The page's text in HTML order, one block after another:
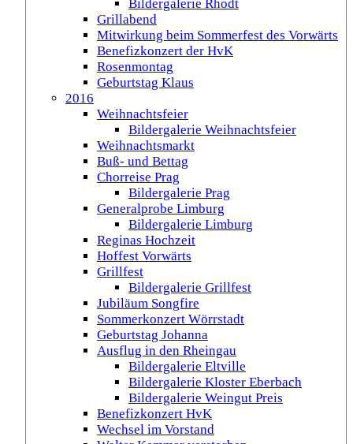
Bildergalerie Rhodt
Grillabend
Mitwirkung beim Sommerfest des Vorwärts
Benefizkonzert der HvK
Rosenmontag
Geburtstag Klaus
2016
Weihnachtsfeier
Bildergalerie Weihnachtsfeier
Weihnachtsmarkt
Buß- und Bettag
Chorreise Prag
Bildergalerie Prag
Generalprobe Limburg
Bildergalerie Limburg
Reginas Hochzeit
Hoffest Vorwärts
Grillfest
Bildergalerie Grillfest
Jubiläum Songfire
Sommerkonzert Wörrstadt
Geburtstag Johanna
Ausflug in den Rheingau
Bildergalerie Eltville
Bildergalerie Kloster Eberbach
Bildergalerie Weingut Preis
Benefizkonzert HvK
Wechsel im Vorstand